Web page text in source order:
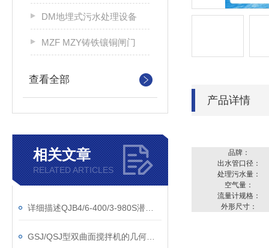
DM地埋式污水处理设备
MZF MZY铸铁镶铜闸门
查看全部
相关文章
RELATED ARTICLES
产品详情
品牌：
出水管口径：
处理污水量：
空气量：
流量计规格：
外形尺寸：